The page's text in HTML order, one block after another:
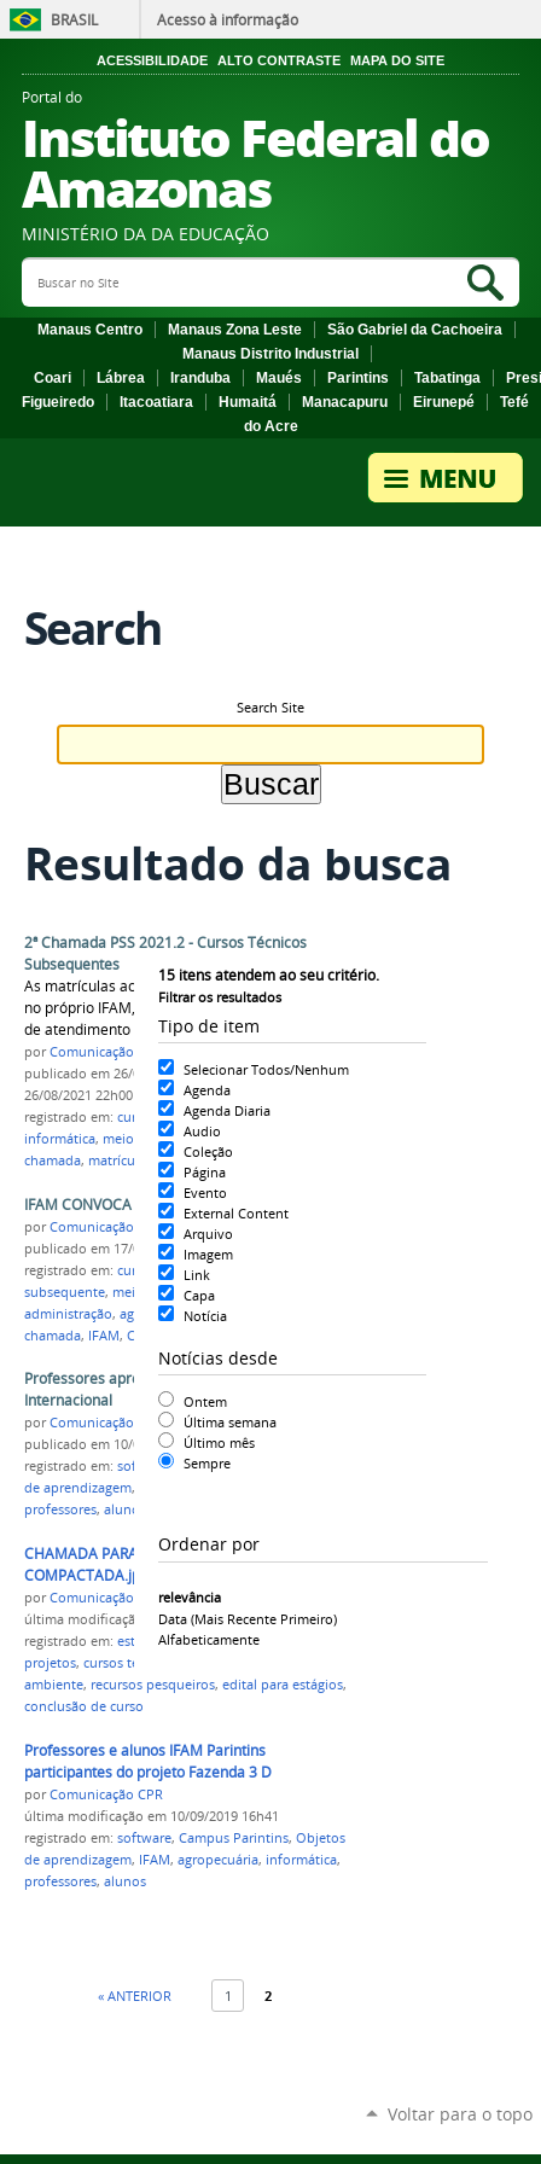
BRASIL Acesso à informação
ACESSIBILIDADE ALTO CONTRASTE MAPA DO SITE
Portal do
Instituto Federal do
Amazonas
MINISTÉRIO DA DA EDUCAÇÃO
Search Site
Manaus Centro Manaus Zona Leste
São Gabriel da Cachoeira
Manaus Distrito Industrial
Coari
Lábrea Iranduba Maués Parintins Tabatinga
Figueiredo
Itacoatiara Humaitá Manacapuru Eirunepé
Tefé
do Acre
Search
Search Site
Resultado da busca
15 itens atendem ao seu critério.
Filtrar os resultados
Tipo de item
Selecionar Todos/Nenhum
Agenda
Agenda Diaria
Audio
Coleção
Página
Evento
External Content
Arquivo
Imagem
Link
Capa
Notícia
Notícias desde
Ontem
Última semana
Último mês
Sempre
Ordenar por
relevância
Data (mais Recente Primeiro)
Alfabeticamente
2ª Chamada PSS 2021.2 - Cursos Técnicos
Subsequentes
As matrículas acontecem na forma presencial,
no próprio IFAM, até o dia 30 de agosto. Horário
de atendimento de 8 às 11 h e de 14 às 17 h.
porComunicação CPR
publicado em 26/08/2021—última modificaçãoem
26/08/2021 22h00
registrado em: cursos técnicos,subsequente
informática, meio ambiente,agropecuária
chamada, matrículas ,IFAM,Campus Parintins
IFAM CONVOCA CANDIDATOS EM 2ª CHAMADA
porComunicação CPR
publicado em 17/01/2022
registrado em: cursos técnicos
subsequente, meio ambiente,informática
administração, agropecuária,matrículas
chamada, IFAM, Campus Parintins
Professores apresentarão artigo em evento
Internacional
porComunicação CPR
publicado em 10/09/2019
registrado em: software, Campus Parintins
de aprendizagem,
professores, alunos
CHAMADA PARA ESTÁGIO 2019 2
COMPACTADA.jpg
porComunicação CPR
última modificação
em 08/11/2019 09h56
registrado em: estágio,alunos,convalidação de
projetos, cursos técnicos
ambiente, recursos pesqueiros, edital para estágios,
conclusão de curso
Professores e alunos IFAM Parintins
participantes do projeto Fazenda 3 D
porComunicação CPR
última modificação em 10/09/2019 16h41
registrado em: software, Campus Parintins, Objetos
de aprendizagem, IFAM, agropecuária, informática,
professores, alunos
« ANTERIOR 1 2
Voltar para o topo